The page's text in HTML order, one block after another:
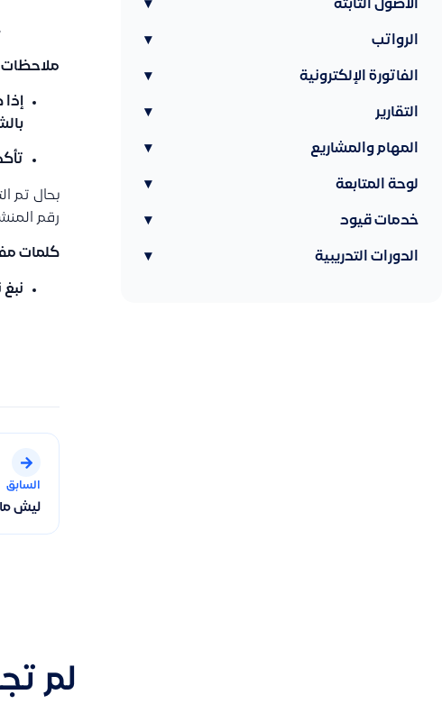
الأصول الثابتة ▾
الرواتب ▾
الفاتورة الإلكترونية ▾
التقارير ▾
المهام والمشاريع ▾
لوحة المتابعة ▾
خدمات قيود ▾
الدورات التدريبية ▾
ملاحظات
بحال تم
رقم
كلمات
السابق
ليش ما
لم